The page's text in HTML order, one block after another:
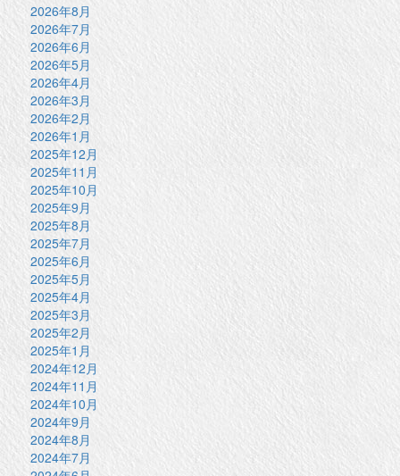
2026年8月
2026年7月
2026年6月
2026年5月
2026年4月
2026年3月
2026年2月
2026年1月
2025年12月
2025年11月
2025年10月
2025年9月
2025年8月
2025年7月
2025年6月
2025年5月
2025年4月
2025年3月
2025年2月
2025年1月
2024年12月
2024年11月
2024年10月
2024年9月
2024年8月
2024年7月